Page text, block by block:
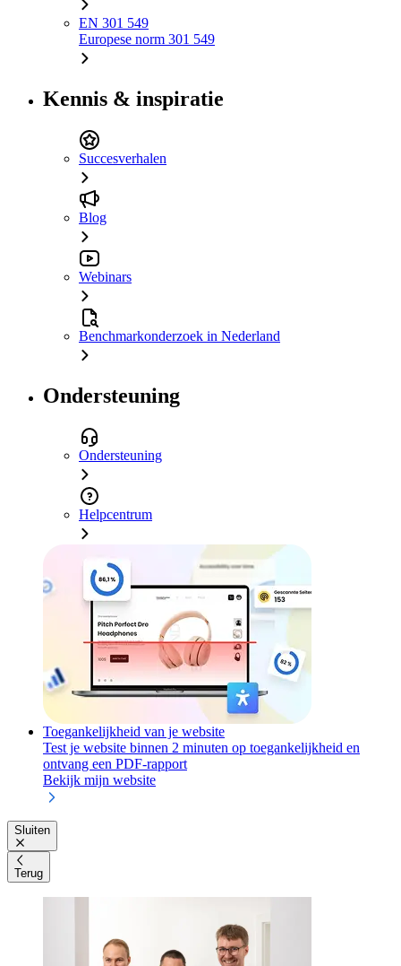
EN 301 549
Europese norm 301 549
Kennis & inspiratie
Succesverhalen
Blog
Webinars
Benchmarkonderzoek in Nederland
Ondersteuning
Ondersteuning
Helpcentrum
Toegankelijkheid van je website
Test je website binnen 2 minuten op toegankelijkheid en
ontvang een PDF-rapport
Bekijk mijn website
Sluiten
Terug